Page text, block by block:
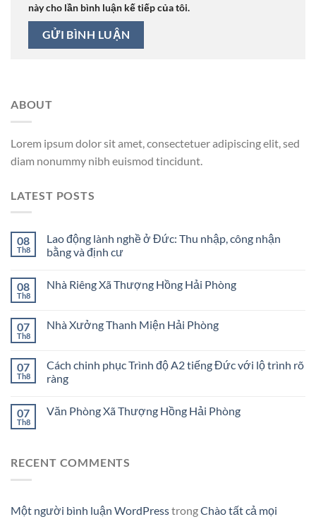
này cho lần bình luận kế tiếp của tôi.
ABOUT
Lorem ipsum dolor sit amet, consectetuer adipiscing elit, sed
diam nonummy nibh euismod tincidunt.
LATEST POSTS
08
Th8
Lao động lành nghề ở Đức: Thu nhập, công nhận
bằng và định cư
08
Th8
Nhà Riêng Xã Thượng Hồng Hải Phòng
07
Th8
Nhà Xưởng Thanh Miện Hải Phòng
07
Th8
Cách chinh phục Trình độ A2 tiếng Đức với lộ trình rõ
ràng
07
Th8
Văn Phòng Xã Thượng Hồng Hải Phòng
RECENT COMMENTS
Một người bình luận WordPresstrongChào tất cả mọi